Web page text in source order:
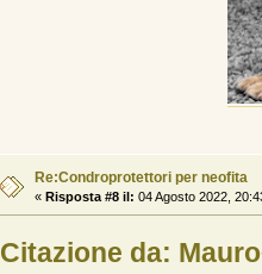
Re:Condroprotettori per neofita
« Risposta #8 il: 04 Agosto 2022,
Citazione da: